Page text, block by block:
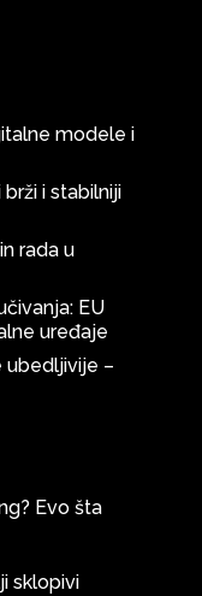
modele i
i stabilniji
rada u
EU
uređaje
ubedljivije –
Evo šta
sklopivi